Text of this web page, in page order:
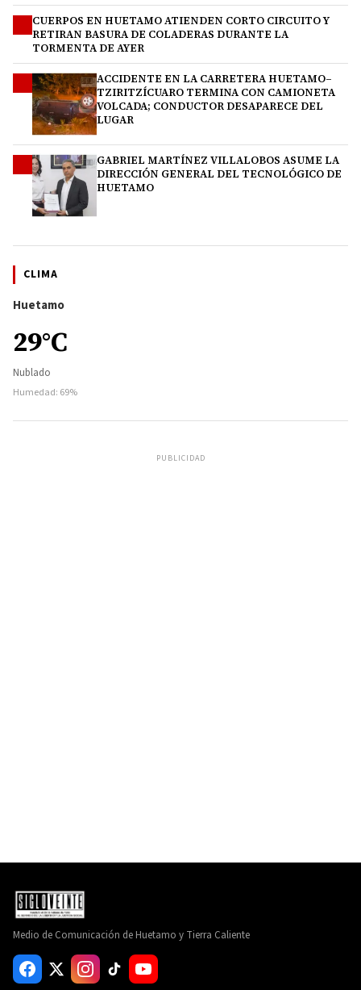
CUERPOS EN HUETAMO ATIENDEN CORTO CIRCUITO Y
RETIRAN BASURA DE COLADERAS DURANTE LA
TORMENTA DE AYER
ACCIDENTE EN LA CARRETERA HUETAMO–
TZIRITZÍCUARO TERMINA CON CAMIONETA
VOLCADA; CONDUCTOR DESAPARECE DEL
LUGAR
GABRIEL MARTÍNEZ VILLALOBOS ASUME LA
DIRECCIÓN GENERAL DEL TECNOLÓGICO DE
HUETAMO
CLIMA
Huetamo
29°C
Nublado
Humedad: 69%
PUBLICIDAD
Medio de Comunicación de Huetamo y Tierra Caliente